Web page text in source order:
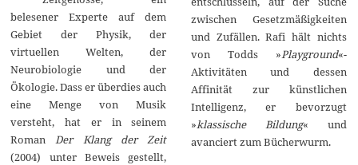
4
belesener Experte auf dem
Gebiet der Physik, der
virtuellen Welten, der
Neurobiologie und der
Ökologie. Dass er überdies auch
eine Menge von Musik
versteht, hat er in seinem
Roman Der Klang der Zeit
(2004) unter Beweis gestellt,
zwischen Gesetzmäßigkeiten
und Zufällen. Rafi hält nichts
von Todds »Playground«-
Aktivitäten und dessen
Affinität zur künstlichen
Intelligenz, er bevorzugt
»klassische Bildung« und
avanciert zum Bücherwurm.